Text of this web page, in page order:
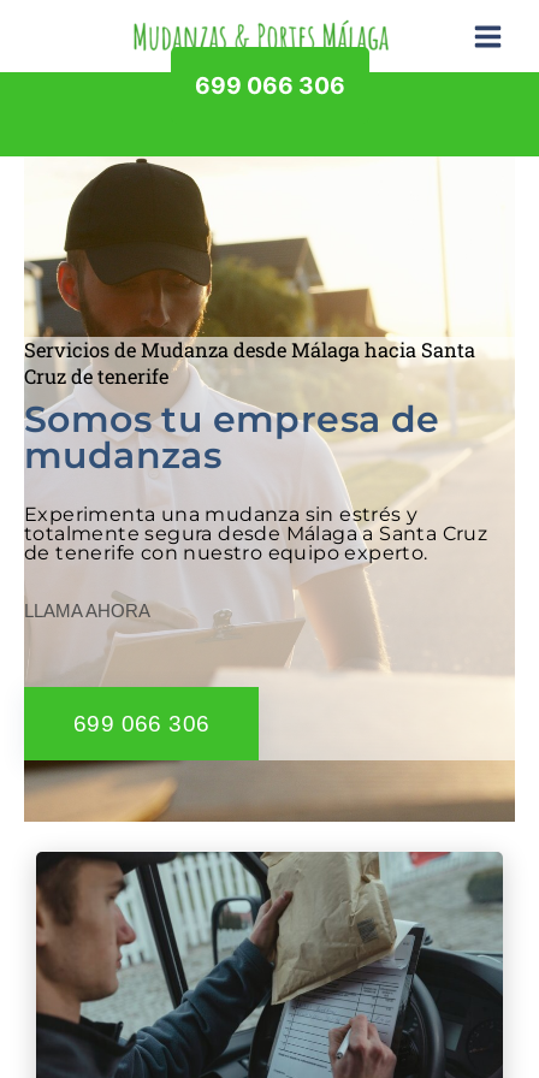
699 066 306
Servicios de Mudanza desde Málaga hacia Santa
Cruz de tenerife
Somos tu empresa de
mudanzas
Experimenta una mudanza sin estrés y
totalmente segura desde Málaga a Santa Cruz
de tenerife con nuestro equipo experto.
LLAMA AHORA
699 066 306